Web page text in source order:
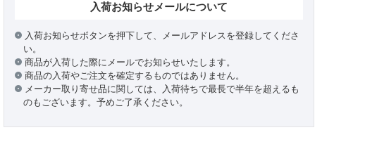
入荷お知らせメールについて
入荷お知らせボタンを押下して、メールアドレスを登録してくださ
い。
商品が入荷した際にメールでお知らせいたします。
商品の入荷やご注文を確定するものではありません。
メーカー取り寄せ品に関しては、入荷待ちで最長で半年を超えるも
のもございます。予めご了承ください。